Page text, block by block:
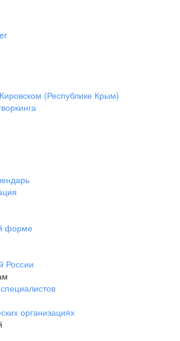
7 этаж,
3.4
35,
57,
(Республике Крым)
форме
России
организациях